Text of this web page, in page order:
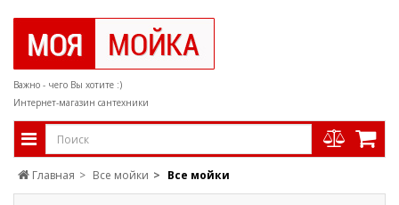
Важно - чего Вы хотите :)
Интернет-магазин сантехники
Главная Все мойки Все мойки